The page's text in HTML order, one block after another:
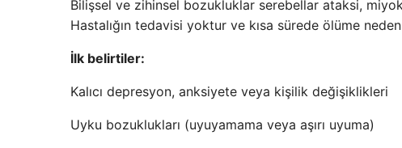
Bilişsel ve zihinsel bozukluklar serebellar ataksi,
Hastalığın tedavisi yoktur ve kısa sürede ölüme
İlk belirtiler:
Kalıcı depresyon, anksiyete veya kişilik değişiklikleri
Uyku bozuklukları (uyuyamama veya aşırı uyuma)